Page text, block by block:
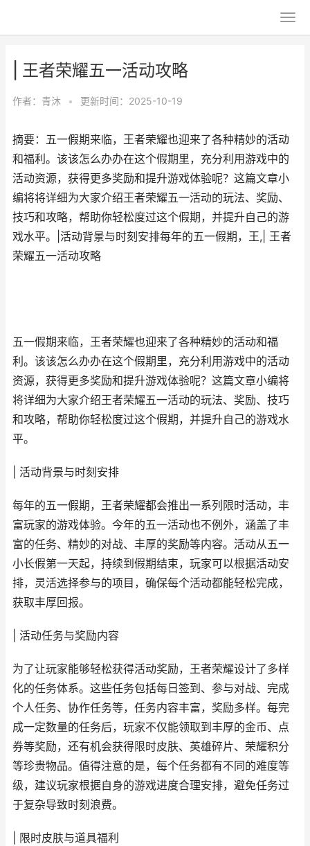
| 王者荣耀五一活动攻略
作者： 青沐 • 更新时间：2025-10-19
摘要：五一假期来临，王者荣耀也迎来了各种精妙的活动
和福利。该该怎么办办在这个假期里，充分利用游戏中的
活动资源，获得更多奖励和提升游戏体验呢？这篇文章小
编将将详细为大家介绍王者荣耀五一活动的玩法、奖励、
技巧和攻略，帮助你轻松度过这个假期，并提升自己的游
戏水平。|活动背景与时刻安排每年的五一假期，王,| 王者
荣耀五一活动攻略
五一假期来临，王者荣耀也迎来了各种精妙的活动和福
利。该该怎么办办在这个假期里，充分利用游戏中的活动
资源，获得更多奖励和提升游戏体验呢？这篇文章小编将
将详细为大家介绍王者荣耀五一活动的玩法、奖励、技巧
和攻略，帮助你轻松度过这个假期，并提升自己的游戏水
平。
| 活动背景与时刻安排
每年的五一假期，王者荣耀都会推出一系列限时活动，丰
富玩家的游戏体验。今年的五一活动也不例外，涵盖了丰
富的任务、精妙的对战、丰厚的奖励等内容。活动从五一
小长假第一天起，持续到假期结束，玩家可以根据活动安
排，灵活选择参与的项目，确保每个活动都能轻松完成，
获取丰厚回报。
| 活动任务与奖励内容
为了让玩家能够轻松获得活动奖励，王者荣耀设计了多样
化的任务体系。这些任务包括每日签到、参与对战、完成
个人任务、协作任务等，任务内容丰富，奖励多样。每完
成一定数量的任务后，玩家不仅能领取到丰厚的金币、点
券等奖励，还有机会获得限时皮肤、英雄碎片、荣耀积分
等珍贵物品。值得注意的是，每个任务都有不同的难度等
级，建议玩家根据自身的游戏进度合理安排，避免任务过
于复杂导致时刻浪费。
| 限时皮肤与道具福利